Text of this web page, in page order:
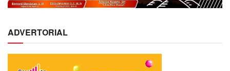
ADVERTORIAL